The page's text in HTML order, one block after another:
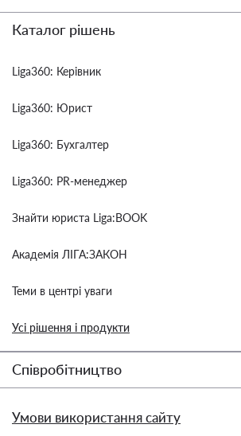
Каталог рішень
Liga360: Керівник
Liga360: Юрист
Liga360: Бухгалтер
Liga360: PR-менеджер
Знайти юриста Liga:BOOK
Академія ЛІГА:ЗАКОН
Теми в центрі уваги
Усі рішення і продукти
Співробітництво
Умови використання сайту